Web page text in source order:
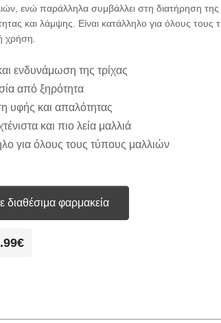
ενώ παράλληλα συμβάλλει στη διατήρηση της
και λάμψης. Είναι κατάλληλο για όλους τους
χρήση.
ενδυνάμωση της τρίχας
από ξηρότητα
υφής και απαλότητας
και πιο λεία μαλλιά
για όλους τους τύπους μαλλιών
διαθέσιμα φαρμακεία